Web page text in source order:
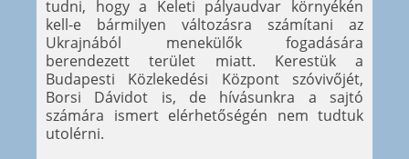
tudni, hogy a Keleti pályaudvar környékén
kell-e bármilyen változásra számítani az
Ukrajnából menekülők fogadására
berendezett terület miatt. Kerestük a
Budapesti Közlekedési Központ szóvivőjét,
Borsi Dávidot is, de hívásunkra a sajtó
számára ismert elérhetőségén nem tudtuk
utolérni.